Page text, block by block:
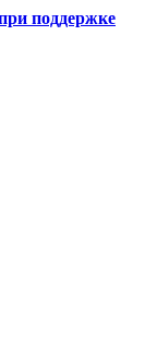
поддержке